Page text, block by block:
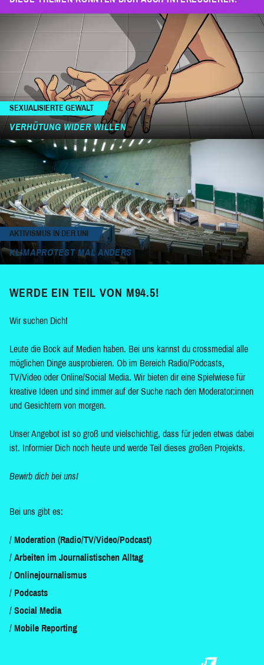
SEXUALISIERTE GEWALT
VERHÜTUNG WIDER WILLEN
AKTIVISMUS IN DER UNI
KLIMAPROTEST MAL ANDERS
WERDE EIN TEIL VON M94.5!
Wir suchen Dich!
Leute die Bock auf Medien haben. Bei uns kannst du crossmedial alle
möglichen Dinge ausprobieren. Ob im Bereich Radio/Podcasts,
TV/Video oder Online/Social Media. Wir bieten dir eine Spielwiese für
kreative Ideen und sind immer auf der Suche nach den Moderator:innen
und Gesichtern von morgen.
Unser Angebot ist so groß und vielschichtig, dass für jeden etwas dabei
ist. Informier Dich noch heute und werde Teil dieses großen Projekts.
Bewirb dich bei uns!
Bei uns gibt es:
Moderation (Radio/TV/Video/Podcast)
Arbeiten im Journalistischen Alltag
Onlinejournalismus
Podcasts
Social Media
Mobile Reporting